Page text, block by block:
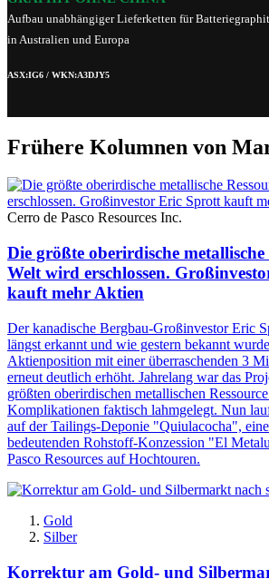
Aufbau unabhängiger Lieferketten für
in Australien und Europa
ASX:IG6 / WKN:A3DJY5
Frühere Kolumnen von
Cerro de Pasco Resources Inc.
Die größte oberirdische metallische
Welt wird erschlossen.
kauft mehr Aktien
Der kanadische Bergbau-Großinvestor Eric
längst erkannt und wie gestern bekannt
Aktienposition mit einer überraschenden 3
erneut deutlich erhöht. Jahrelang war das
größten oberirdischen metallischen
Komplikationen faktisch lahmgelegt. Nun
auf der Tailings-Deponie "Quiulacocha",
bedeutenden Rohstoff-Konzession "El
Pasco Resources auf Hochtouren.
Gold
Silber
Korrektur am Gold- und